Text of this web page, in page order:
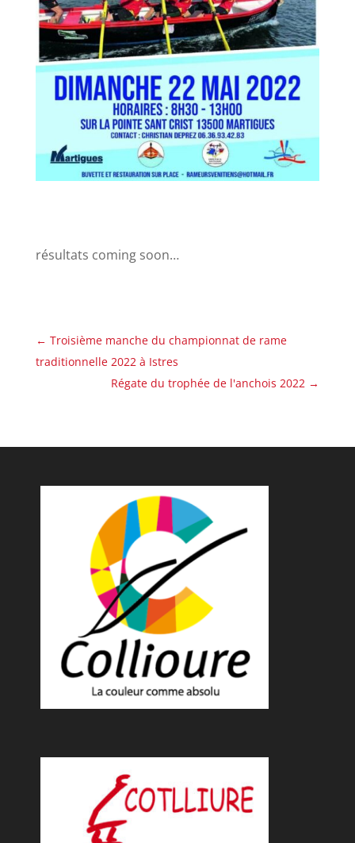
résultats coming soon…
← Troisième manche du championnat de rame
traditionnelle 2022 à Istres
Régate du trophée de l'anchois 2022 →